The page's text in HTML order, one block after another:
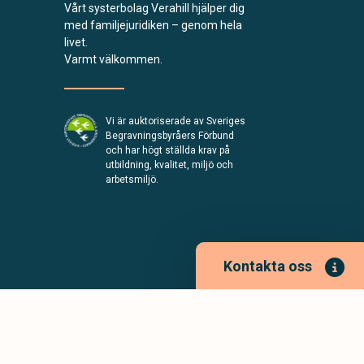
Kontakta oss
Vårt systerbolag Verahill hjälper dig
med familjejuridiken – genom hela
livet.
Varmt välkommen.
Vi är auktoriserade av Sveriges
Begravningsbyråers Förbund
och har högt ställda krav på
utbildning, kvalitet, miljö och
arbetsmiljö.